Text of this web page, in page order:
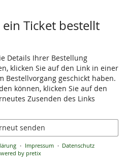
Ticket bestellt
Details Ihrer Bestellung
klicken Sie auf den Link in einer
Bestellvorgang geschickt haben.
können, klicken Sie auf den
Zusenden des Links
senden
Impressum
Datenschutz
by pretix